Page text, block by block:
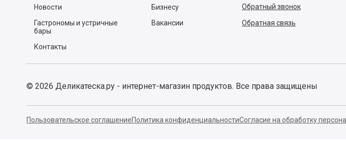
Новости
Гастрономы и устричные
бары
Контакты
Бизнесу
Вакансии
Обратный звонок
Обратная связь
© 2026 Деликатеска.ру - интернет-магазин продуктов. Все права защищены
Пользовательское соглашениеПолитика конфиденциальностиСогласие на обработку